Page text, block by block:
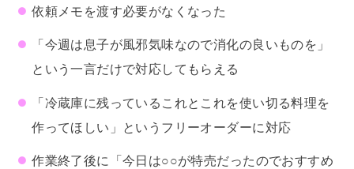
依頼メモを渡す必要がなくなった
「今週は息子が風邪気味なので消化の良いものを」
という一言だけで対応してもらえる
「冷蔵庫に残っているこれとこれを使い切る料理を
作ってほしい」というフリーオーダーに対応
作業終了後に「今日は○○が特売だったのでおすすめ